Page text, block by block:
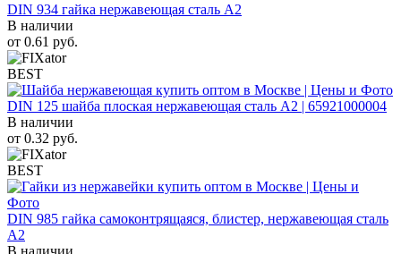
DIN 934 гайка нержавеющая сталь A2
В наличии
от 0.61 руб.
BEST
DIN 125 шайба плоская нержавеющая сталь A2 | 65921000004
В наличии
от 0.32 руб.
BEST
DIN 985 гайка самоконтрящаяся, блистер, нержавеющая сталь
A2
В наличии